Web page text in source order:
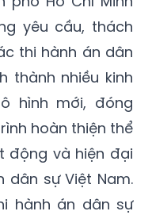
yêu cầu, thách
thi hành án dân
thành nhiều kinh
hình mới, đóng
hoàn thiện thể
động và hiện đại
dân sự Việt Nam.
hành án dân sự